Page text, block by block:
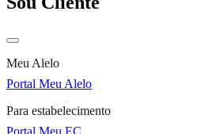
Meu Alelo
Portal Meu Alelo
Para estabelecimento
Portal Meu EC